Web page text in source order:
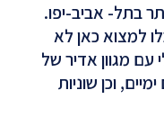
בתל- אביב-יפו.
למצוא כאן לא
עם מגוון אדיר של
,וכן שוניות